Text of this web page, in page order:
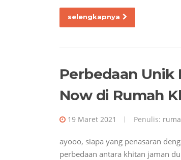
selengkapnya
Perbedaan Unik
Now di Rumah
19 Maret 2021 Penulis:
ayooo, siapa yang penasaran
perbedaan antara khitan jaman